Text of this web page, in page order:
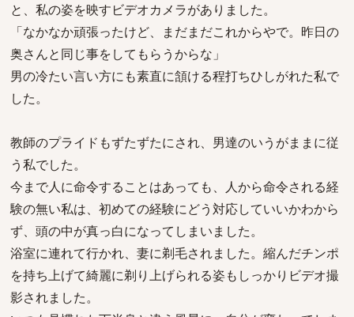
と、私の姿を映すビデオカメラがありました。
「なかなか頑張ったけど、まだまだこれからやで。昨日の
奥さんと同じ事をしてもらうからな」
男の冷たい言い方にも素直に頷ける程打ちひしがれた私で
した。
教師のプライドもずたずたにされ、男達のいうがままに従
う私でした。
今まで人に命令することはあっても、人から命令される経
験の無い私は、初めての経験にどう対応していいかわから
ず、頭の中が真っ白になってしまいました。
浴室に連れて行かれ、妻に剃毛されました。縮んだチンポ
を持ち上げて綺麗に剃り上げられる姿もしっかりビデオ撮
影されました。